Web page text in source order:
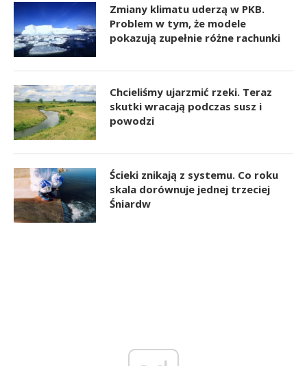
Zmiany klimatu uderzą w PKB.
Problem w tym, że modele
pokazują zupełnie różne rachunki
Chcieliśmy ujarzmić rzeki. Teraz
skutki wracają podczas susz i
powodzi
Ścieki znikają z systemu. Co roku
skala dorównuje jednej trzeciej
Śniardw